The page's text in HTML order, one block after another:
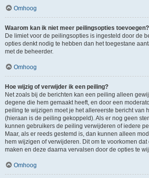
Omhoog
Waarom kan ik niet meer peilingsopties toevoegen?
De limiet voor de peilingsopties is ingesteld door de
opties denkt nodig te hebben dan het toegestane
met de beheerder.
Omhoog
Hoe wijzig of verwijder ik een peiling?
Net zoals bij de berichten kan een peiling alleen
degene die hem gemaakt heeft, en door een
peiling te wijzigen moet je het allereerste bericht van
(hieraan is de peiling gekoppeld). Als er nog geen
kunnen gebruikers de peiling verwijderen of iedere
Maar, als er reeds gestemd is, dan kunnen alleen
hem wijzigen of verwijderen. Dit om te voorkomen
maken en deze daarna vervalsen door de opties te
Omhoog